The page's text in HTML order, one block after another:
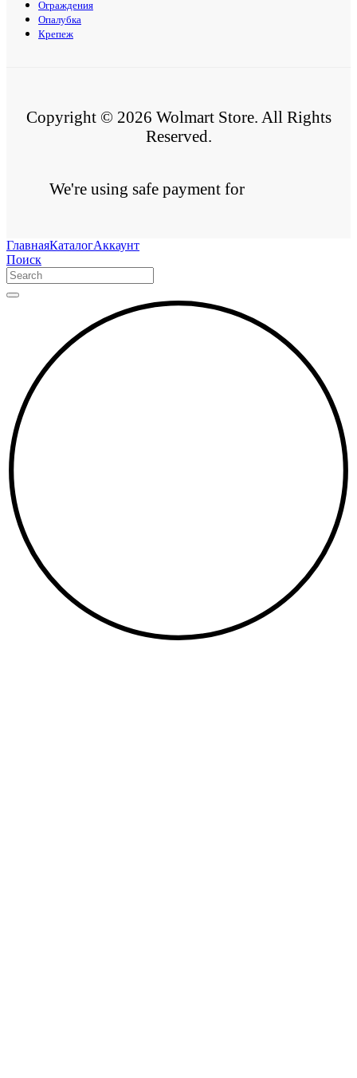
Ограждения
Опалубка
Крепеж
Copyright © 2026 Wolmart Store. All Rights
Reserved.
We're using safe payment for
ГлавнаяКаталогАккаунт
Поиск